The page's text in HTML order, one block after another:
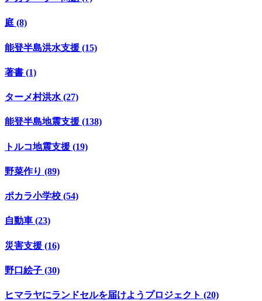
庭 (8)
能登半島洪水支援 (15)
著書 (1)
ターメ村洪水 (27)
能登半島地震支援 (138)
トルコ地震支援 (19)
野菜作り (89)
ポカラ小学校 (54)
自動車 (23)
災害支援 (16)
野口絵子 (30)
ヒマラヤにランドセルを届けようプロジェクト (20)